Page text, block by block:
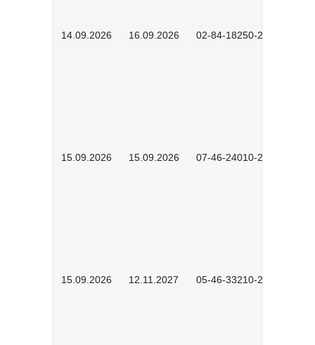
14.09.2026 16.09.2026 02-84-18250-2504
15.09.2026 15.09.2026 07-46-24010-2602
15.09.2026 12.11.2027 05-46-33210-2601